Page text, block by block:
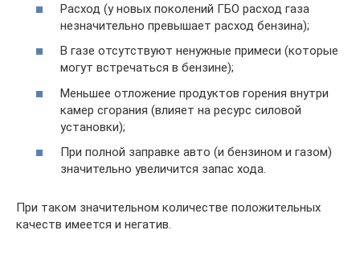
Расход (у новых поколений ГБО расход газа
незначительно превышает расход бензина);
В газе отсутствуют ненужные примеси (которые
могут встречаться в бензине);
Меньшее отложение продуктов горения внутри
камер сгорания (влияет на ресурс силовой
установки);
При полной заправке авто (и бензином и газом)
значительно увеличится запас хода.
При таком значительном количестве положительных
качеств имеется и негатив.